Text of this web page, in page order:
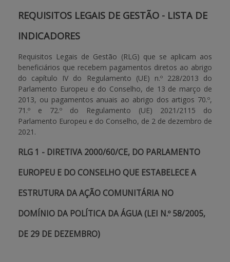
Entrar / Registar
REQUISITOS LEGAIS DE GESTÃO - LISTA DE
INDICADORES
Requisitos Legais de Gestão (RLG) que se aplicam aos
beneficiários que recebem pagamentos diretos ao abrigo
do capítulo IV do Regulamento (UE) n.º 228/2013 do
Parlamento Europeu e do Conselho, de 13 de março de
2013, ou pagamentos anuais ao abrigo dos artigos 70.º,
71.º e 72.º do Regulamento (UE) 2021/2115 do
Parlamento Europeu e do Conselho, de 2 de dezembro de
2021.
RLG 1 - DIRETIVA 2000/60/CE, DO PARLAMENTO
EUROPEU E DO CONSELHO QUE ESTABELECE A
ESTRUTURA DA AÇÃO COMUNITÁRIA NO
DOMÍNIO DA POLÍTICA DA ÁGUA (LEI N.º 58/2005,
DE 29 DE DEZEMBRO)